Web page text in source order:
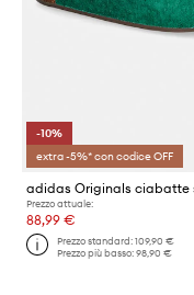
-10%
extra -5%* con codice OFF
Prezzo attuale:
88,99 €
Prezzo standard:109,90 €
Prezzo più basso:98,90 €